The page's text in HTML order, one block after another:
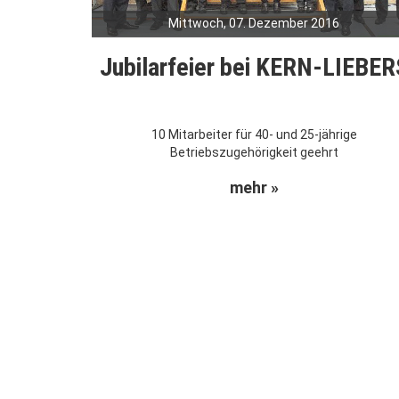
Mittwoch, 07. Dezember 2016
Jubilarfeier bei KERN-
10 Mitarbeiter für 40- und 25-jährige
Betriebszugehörigkeit geehrt
mehr »